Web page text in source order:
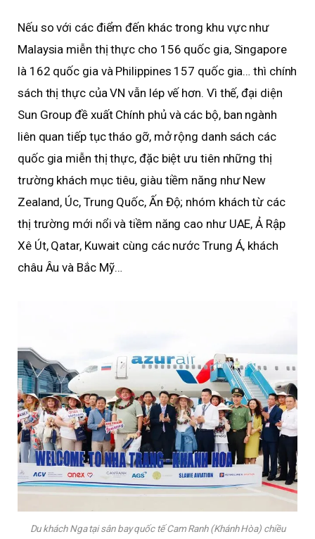
Nếu so với các điểm đến khác trong khu vực như
Malaysia miễn thị thực cho 156 quốc gia, Singapore
là 162 quốc gia và Philippines 157 quốc gia… thì chính
sách thị thực của VN vẫn lép vế hơn. Vì thế, đại diện
Sun Group đề xuất Chính phủ và các bộ, ban ngành
liên quan tiếp tục tháo gỡ, mở rộng danh sách các
quốc gia miễn thị thực, đặc biệt ưu tiên những thị
trường khách mục tiêu, giàu tiềm năng như New
Zealand, Úc, Trung Quốc, Ấn Độ; nhóm khách từ các
thị trường mới nổi và tiềm năng cao như UAE, Ả Rập
Xê Út, Qatar, Kuwait cùng các nước Trung Á, khách
châu Âu và Bắc Mỹ…
Du khách Nga tại sân bay quốc tế Cam Ranh (Khánh Hòa) chiều